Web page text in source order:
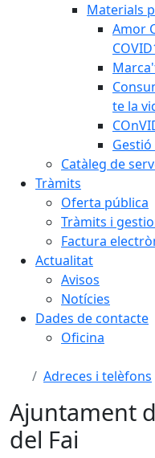
Materials
Amor
te la
Catàleg de
Tràmits
Oferta pública
Tràmits i
Factura
Actualitat
Avisos
Notícies
Dades de contacte
Oficina
Adreces i telèfons
Ajuntament
del Fai